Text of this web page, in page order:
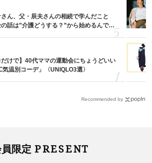
ん、父・辰夫さんの相続で学んだこと
の話は”介護どうする？”から始めるんで
だけで】40代ママの運動会にちょうどいい
気温別コーデ」〈UNIQLO3選〉
Recommended by
限定 PRESENT